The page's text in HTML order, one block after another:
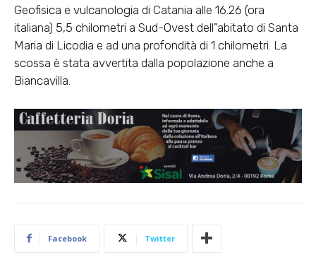
Geofisica e vulcanologia di Catania alle 16.26 (ora
italiana) 5,5 chilometri a Sud-Ovest dell”abitato di Santa
Maria di Licodia e ad una profondità di 1 chilometri. La
scossa è stata avvertita dalla popolazione anche a
Biancavilla.
Facebook Twitter